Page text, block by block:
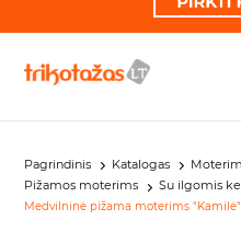
Pagrindinis Katalogas
Pižamos moterims
Su ilgomis
Medvilninė pižama moterims "Kamilė"